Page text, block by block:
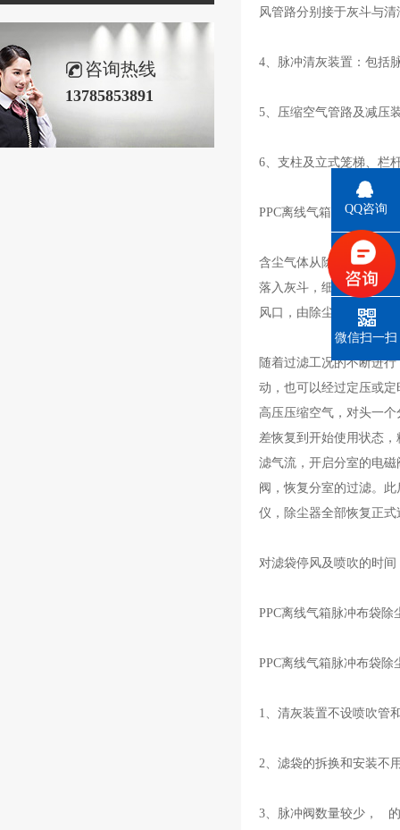
咨询热线
13785853891
风管路分别接于灰斗与清
4、脉冲清灰装置：包括
5、压缩空气管路及减压
6、支柱及立式笼梯、栏
PPC离线气箱脉冲布袋除
含尘气体从除尘器进出
落入灰斗，细小尘粒随
风口，由除尘系统的主
随着过滤工况的不断进
动，也可以经过定压或
高压压缩空气，对头一
差恢复到开始使用状态
滤气流，开启分室的电
阀，恢复分室的过滤。
仪，除尘器全部恢复正式
对滤袋停风及喷吹的时
PPC离线气箱脉冲布袋
PPC离线气箱脉冲布袋除
1、清灰装置不设喷吹管
2、滤袋的拆换和安装不
3、脉冲阀数量较少，
QQ咨询
电话
微信扫一扫